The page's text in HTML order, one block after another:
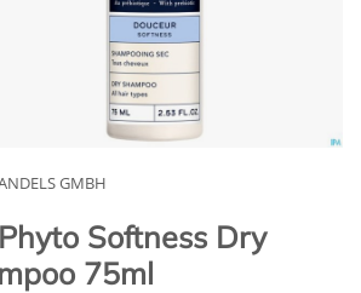
GMBH
Softness Dry
75ml